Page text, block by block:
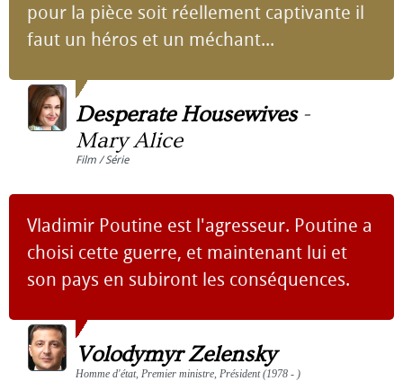
pour la pièce soit réellement captivante il
faut un héros et un méchant...
Desperate Housewives-
Mary Alice
Film / Série
Vladimir Poutine est l'agresseur. Poutine a
choisi cette guerre, et maintenant lui et
son pays en subiront les conséquences.
Volodymyr Zelensky
Homme d'état, Premier ministre, Président (1978 - )